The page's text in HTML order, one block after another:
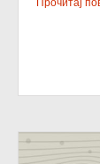
Прочитај